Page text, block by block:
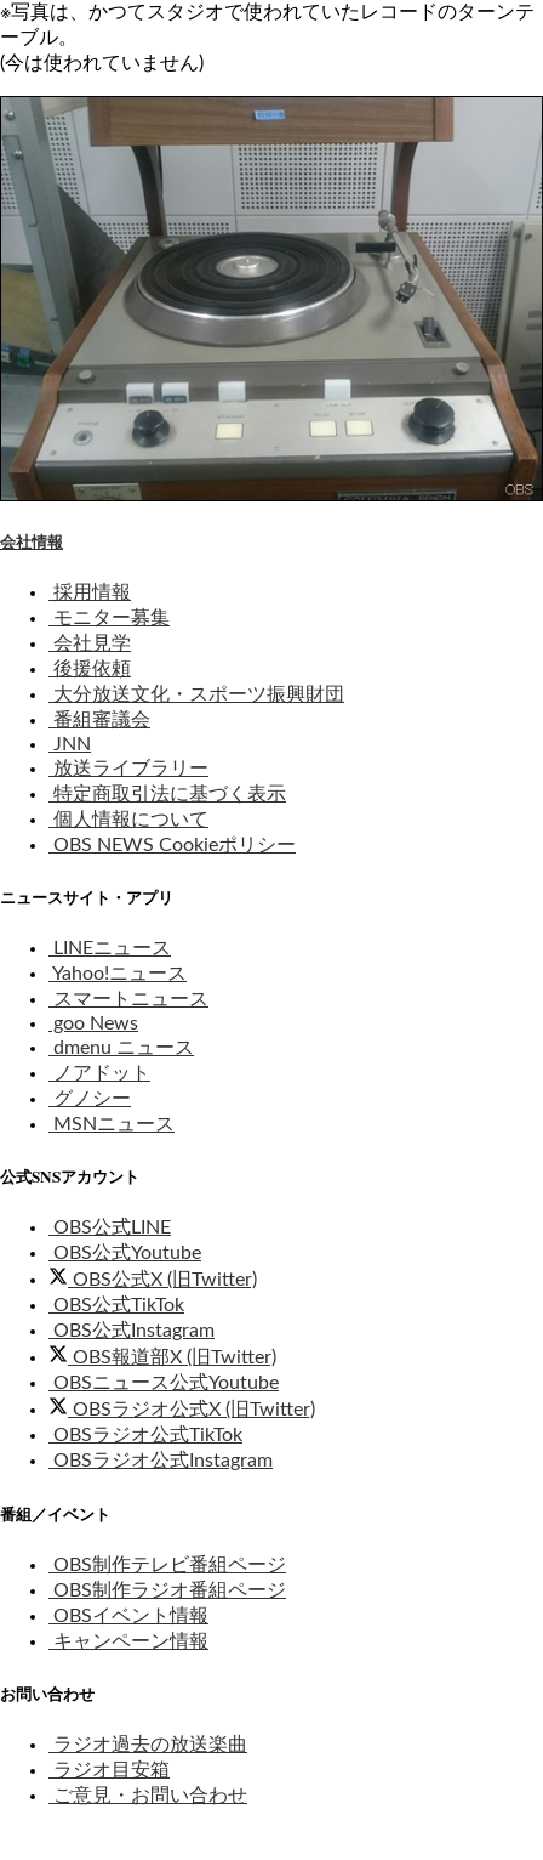
※写真は、かつてスタジオで使われていたレコードのターンテ
ーブル。
(今は使われていません)
会社情報
採用情報
モニター募集
会社見学
後援依頼
大分放送文化・スポーツ振興財団
番組審議会
JNN
放送ライブラリー
特定商取引法に基づく表示
個人情報について
OBS NEWS Cookieポリシー
ニュースサイト・アプリ
LINEニュース
Yahoo!ニュース
スマートニュース
goo News
dmenu ニュース
ノアドット
グノシー
MSNニュース
公式SNSアカウント
OBS公式LINE
OBS公式Youtube
OBS公式X (旧Twitter)
OBS公式TikTok
OBS公式Instagram
OBS報道部X (旧Twitter)
OBSニュース公式Youtube
OBSラジオ公式X (旧Twitter)
OBSラジオ公式TikTok
OBSラジオ公式Instagram
番組／イベント
OBS制作テレビ番組ページ
OBS制作ラジオ番組ページ
OBSイベント情報
キャンペーン情報
お問い合わせ
ラジオ過去の放送楽曲
ラジオ目安箱
ご意見・お問い合わせ